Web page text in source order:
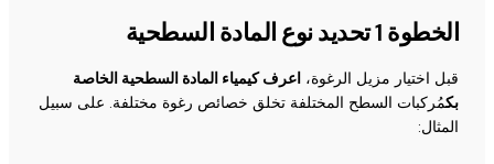
الخطوة 1 تحديد نوع المادة السطحية
قبل اختيار مزيل الرغوة، اعرف كيمياء المادة السطحية الخاصة
بكمُركبات السطح المختلفة تخلق خصائص رغوة مختلفة. على سبيل
المثال: